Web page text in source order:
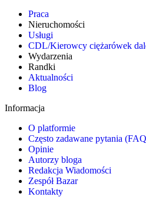
Praca
Nieruchomości
Usługi
CDL/Kierowcy ciężarówek
Wydarzenia
Randki
Aktualności
Blog
Informacja
O platformie
Często zadawane pytania
Opinie
Autorzy bloga
Redakcja Wiadomości
Zespół Bazar
Kontakty